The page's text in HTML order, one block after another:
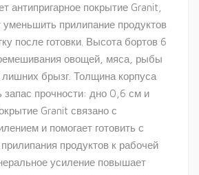
антипригарное покрытие Granit,
уменьшить прилипание продуктов
после готовки. Высота бортов 6
овощей, мяса, рыбы
лишних брызг. Толщина корпуса
запас прочности: дно 0,6 см и
Granit связано с
и помогает готовить с
продуктов к рабочей
усиление повышает